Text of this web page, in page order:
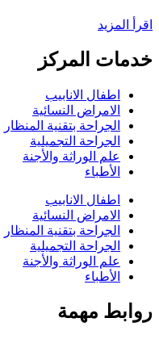
اقرأ المزيد
خدمات المركز
اطفال الانابيب
الامراض النسائية
الجراحة بتقنية المنظار
الجراحة التجميلية
علم الوراثة والأجنة
الأطباء
اطفال الانابيب
الامراض النسائية
الجراحة بتقنية المنظار
الجراحة التجميلية
علم الوراثة والأجنة
الأطباء
روابط مهمة